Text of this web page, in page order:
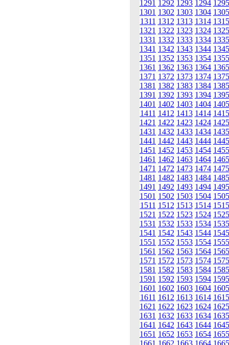
1291 1292 1293 1294 1295
1301 1302 1303 1304 1305
1311 1312 1313 1314 1315
1321 1322 1323 1324 1325
1331 1332 1333 1334 1335
1341 1342 1343 1344 1345
1351 1352 1353 1354 1355
1361 1362 1363 1364 1365
1371 1372 1373 1374 1375
1381 1382 1383 1384 1385
1391 1392 1393 1394 1395
1401 1402 1403 1404 1405
1411 1412 1413 1414 1415
1421 1422 1423 1424 1425
1431 1432 1433 1434 1435
1441 1442 1443 1444 1445
1451 1452 1453 1454 1455
1461 1462 1463 1464 1465
1471 1472 1473 1474 1475
1481 1482 1483 1484 1485
1491 1492 1493 1494 1495
1501 1502 1503 1504 1505
1511 1512 1513 1514 1515
1521 1522 1523 1524 1525
1531 1532 1533 1534 1535
1541 1542 1543 1544 1545
1551 1552 1553 1554 1555
1561 1562 1563 1564 1565
1571 1572 1573 1574 1575
1581 1582 1583 1584 1585
1591 1592 1593 1594 1595
1601 1602 1603 1604 1605
1611 1612 1613 1614 1615
1621 1622 1623 1624 1625
1631 1632 1633 1634 1635
1641 1642 1643 1644 1645
1651 1652 1653 1654 1655
1661 1662 1663 1664 1665